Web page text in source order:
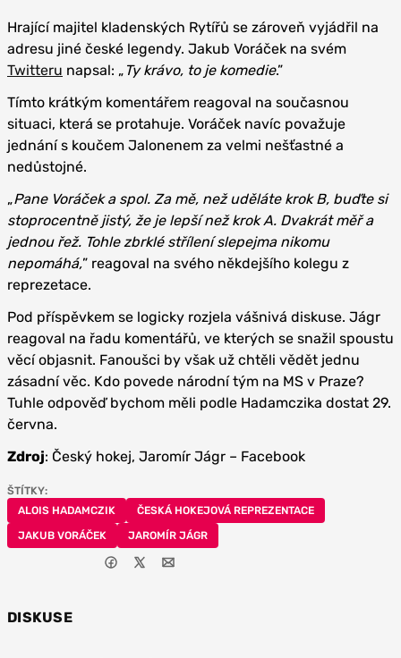
Hrající majitel kladenských Rytířů se zároveň vyjádřil na
adresu jiné české legendy. Jakub Voráček na svém
Twitteru napsal: „ Ty krávo, to je komedie.”
Tímto krátkým komentářem reagoval na současnou
situaci, která se protahuje. Voráček navíc považuje
jednání s koučem Jalonenem za velmi nešťastné a
nedůstojné.
„Pane Voráček a spol. Za mě, než uděláte krok B, buďte si
stoprocentně jistý, že je lepší než krok A. Dvakrát měř a
jednou řež. Tohle zbrklé střílení slepejma nikomu
nepomáhá,” reagoval na svého někdejšího kolegu z
reprezetace.
Pod příspěvkem se logicky rozjela vášnivá diskuse. Jágr
reagoval na řadu komentářů, ve kterých se snažil spoustu
věcí objasnit. Fanoušci by však už chtěli vědět jednu
zásadní věc. Kdo povede národní tým na MS v Praze?
Tuhle odpověď bychom měli podle Hadamczika dostat 29.
června.
Zdroj: Český hokej, Jaromír Jágr – Facebook
ŠTÍTKY:
ALOIS HADAMCZIK
ČESKÁ HOKEJOVÁ REPREZENTACE
JAKUB VORÁČEK
JAROMÍR JÁGR
DISKUSE